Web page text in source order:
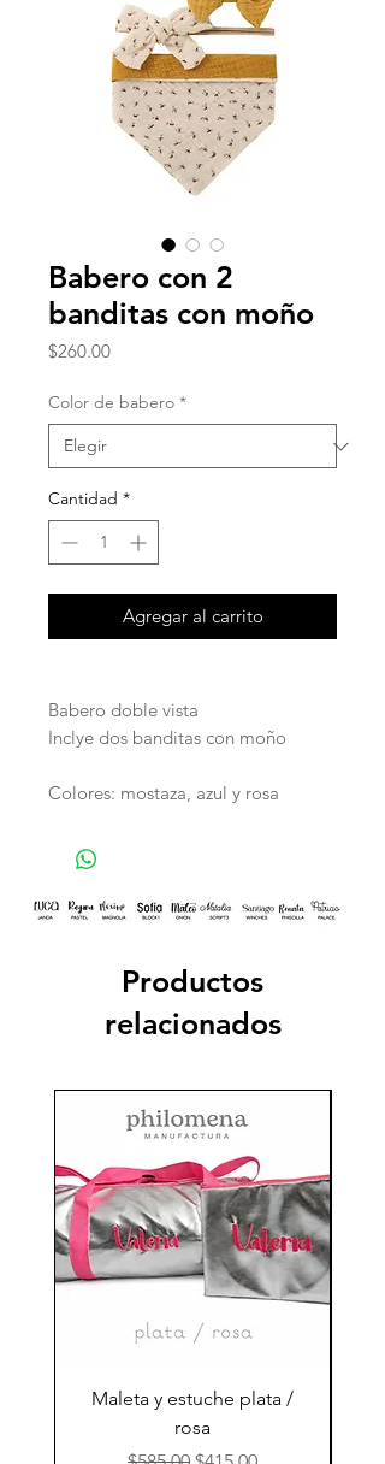
Babero con 2
banditas con moño
$260.00Precio
Color de babero *
Cantidad *
Agregar al carrito
Babero doble vista
Inclye dos banditas con moño
Colores: mostaza, azul y rosa
Productos
relacionados
Maleta y estuche plata /
rosa